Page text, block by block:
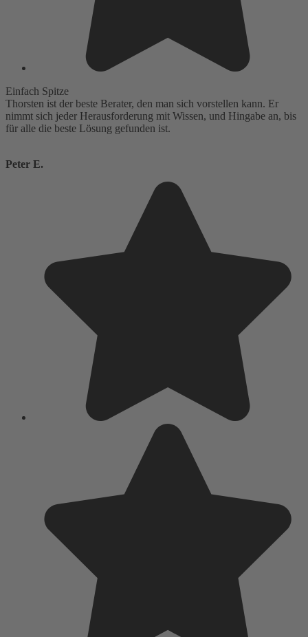
Einfach Spitze
Thorsten ist der beste Berater, den man sich vorstellen kann. Er
nimmt sich jeder Herausforderung mit Wissen, und Hingabe an, bis
für alle die beste Lösung gefunden ist.
Peter E.